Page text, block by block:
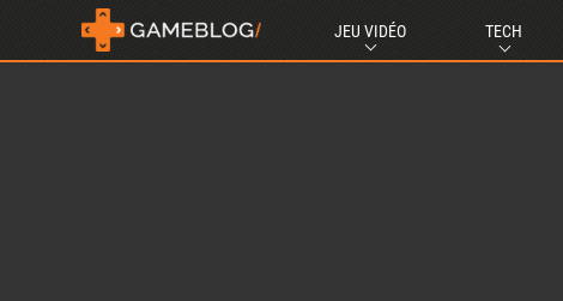
JEU VIDÉO TECH